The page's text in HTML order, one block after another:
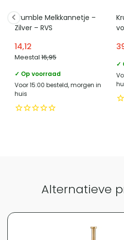
Diameter (in CM)
Stijl
Categorie
Vergelijk met alternatieven
geen wandbevestiging nodig is.
Krumble Melkkannetje –
Zilver – RVS
14,12
Meestal 16,95
✓ Op voorraad
Voor 15:00 besteld, morgen in
huis
✓
Alternatieve